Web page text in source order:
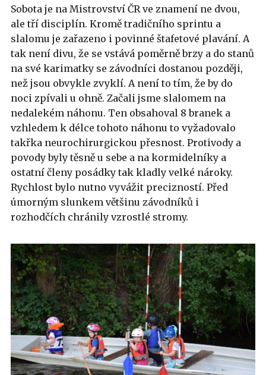
Sobota je na Mistrovství ČR ve znamení ne dvou,
ale tří disciplín. Kromě tradičního sprintu a
slalomu je zařazeno i povinné štafetové plavání. A
tak není divu, že se vstává poměrně brzy a do stanů
na své karimatky se závodníci dostanou později,
než jsou obvykle zvyklí. A není to tím, že by do
noci zpívali u ohně. Začali jsme slalomem na
nedalekém náhonu. Ten obsahoval 8 branek a
vzhledem k délce tohoto náhonu to vyžadovalo
takřka neurochirurgickou přesnost. Protivody a
povody byly těsně u sebe a na kormidelníky a
ostatní členy posádky tak kladly velké nároky.
Rychlost bylo nutno vyvážit precizností. Před
úmorným slunkem většinu závodníků i
rozhodčích chránily vzrostlé stromy.